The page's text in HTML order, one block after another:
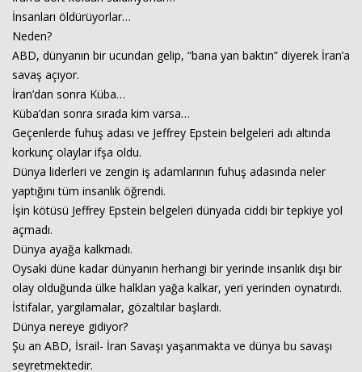
İnsanları öldürüyorlar…
Neden?
ABD, dünyanın bir ucundan gelip, “bana yan baktın” diyerek İran’a
savaş açıyor.
İran’dan sonra Küba…
Küba’dan sonra sırada kim varsa…
Geçenlerde fuhuş adası ve Jeffrey Epstein belgeleri adı altında
korkunç olaylar ifşa oldu.
Dünya liderleri ve zengin iş adamlarının fuhuş adasında neler
yaptığını tüm insanlık öğrendi.
İşin kötüsü Jeffrey Epstein belgeleri dünyada ciddi bir tepkiye yol
açmadı.
Dünya ayağa kalkmadı.
Oysaki düne kadar dünyanın herhangi bir yerinde insanlık dışı bir
olay olduğunda ülke halkları yağa kalkar, yeri yerinden oynatırdı.
İstifalar, yargılamalar, gözaltılar başlardı.
Dünya nereye gidiyor?
Şu an ABD, İsrail- İran Savaşı yaşanmakta ve dünya bu savaşı
seyretmektedir.